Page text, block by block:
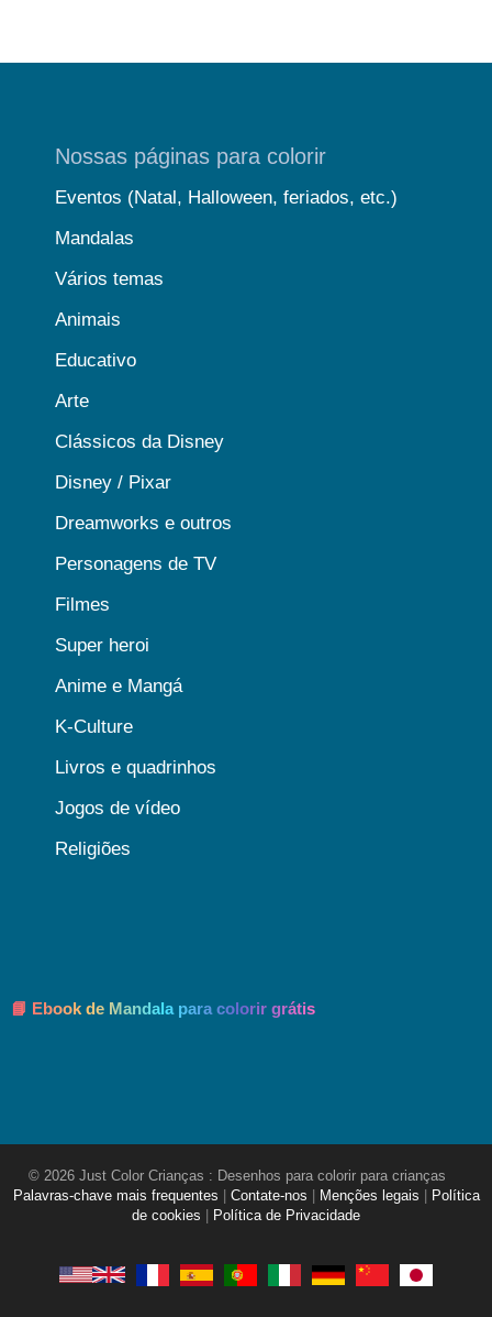
Nossas páginas para colorir
Eventos (Natal, Halloween, feriados, etc.)
Mandalas
Vários temas
Animais
Educativo
Arte
Clássicos da Disney
Disney / Pixar
Dreamworks e outros
Personagens de TV
Filmes
Super heroi
Anime e Mangá
K-Culture
Livros e quadrinhos
Jogos de vídeo
Religiões
📘 Ebook de Mandala para colorir grátis
© 2026 Just Color Crianças : Desenhos para colorir para crianças
Palavras-chave mais frequentes
Contate-nos Menções legais
Política
de cookies
Política de Privacidade